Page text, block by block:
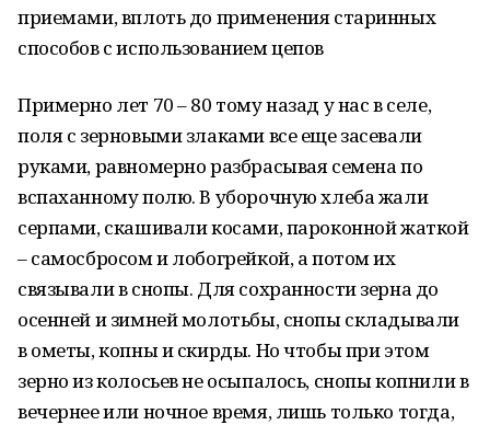
приемами, вплоть до применения старинных
способов с использованием цепов
Примерно лет 70 – 80 тому назад у нас в селе,
поля с зерновыми злаками все еще засевали
руками, равномерно разбрасывая семена по
вспаханному полю. В уборочную хлеба жали
серпами, скашивали косами, пароконной жаткой
– самосбросом и лобогрейкой, а потом их
связывали в снопы. Для сохранности зерна до
осенней и зимней молотьбы, снопы складывали
в ометы, копны и скирды. Но чтобы при этом
зерно из колосьев не осыпалось, снопы копнили в
вечернее или ночное время, лишь только тогда,